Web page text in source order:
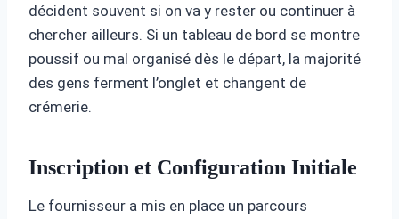
décident souvent si on va y rester ou continuer à
chercher ailleurs. Si un tableau de bord se montre
poussif ou mal organisé dès le départ, la majorité
des gens ferment l’onglet et changent de
crémerie.
Inscription et Configuration Initiale
Le fournisseur a mis en place un parcours